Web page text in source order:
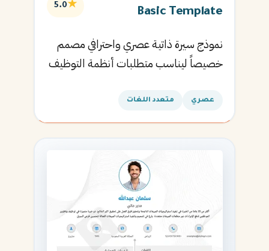
Basic Template
★
5.0
نموذج سيرة ذاتية عصري واحترافي مصمم
خصيصاً ليناسب متطلبات أنظمة التوظيف
القادمة.
عصري متعدد اللغات